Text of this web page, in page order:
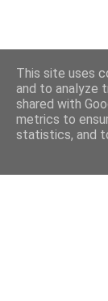
This site uses
and to analyze
shared with
metrics to
statistics, and